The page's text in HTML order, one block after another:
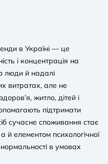
в Україні — це
і концентрація на
люди й надалі
витратах, але не
житло, дітей і
підтримати
сучасне споживання стає
елементом психологічної
в умовах